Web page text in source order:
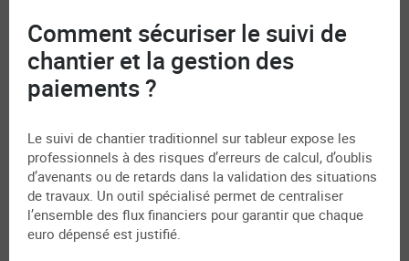
Comment sécuriser le suivi de
chantier et la gestion des
paiements ?
Le suivi de chantier traditionnel sur tableur expose les
professionnels à des risques d’erreurs de calcul, d’oublis
d’avenants ou de retards dans la validation des situations
de travaux. Un outil spécialisé permet de centraliser
l’ensemble des flux financiers pour garantir que chaque
euro dépensé est justifié.